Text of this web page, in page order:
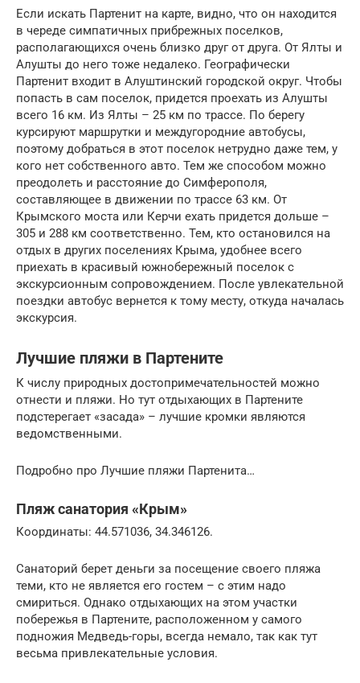
Если искать Партенит на карте, видно, что он находится
в череде симпатичных прибрежных поселков,
располагающихся очень близко друг от друга. От Ялты и
Алушты до него тоже недалеко. Географически
Партенит входит в Алуштинский городской округ. Чтобы
попасть в сам поселок, придется проехать из Алушты
всего 16 км. Из Ялты – 25 км по трассе. По берегу
курсируют маршрутки и междугородние автобусы,
поэтому добраться в этот поселок нетрудно даже тем, у
кого нет собственного авто. Тем же способом можно
преодолеть и расстояние до Симферополя,
составляющее в движении по трассе 63 км. От
Крымского моста или Керчи ехать придется дольше –
305 и 288 км соответственно. Тем, кто остановился на
отдых в других поселениях Крыма, удобнее всего
приехать в красивый южнобережный поселок с
экскурсионным сопровождением. После увлекательной
поездки автобус вернется к тому месту, откуда началась
экскурсия.
Лучшие пляжи в Партените
К числу природных достопримечательностей можно
отнести и пляжи. Но тут отдыхающих в Партените
подстерегает «засада» – лучшие кромки являются
ведомственными.
Подробно про Лучшие пляжи Партенита…
Пляж санатория «Крым»
Координаты: 44.571036, 34.346126.
Санаторий берет деньги за посещение своего пляжа
теми, кто не является его гостем – с этим надо
смириться. Однако отдыхающих на этом участки
побережья в Партените, расположенном у самого
подножия Медведь-горы, всегда немало, так как тут
весьма привлекательные условия.